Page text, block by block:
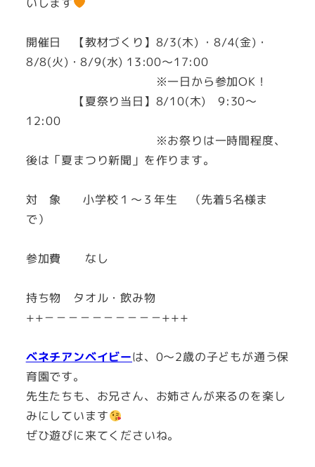
開催日 【教材づくり】8/3(木) ・8/4(金)・
8/8(火)・8/9(水) 13:00～17:00
※一日から参加OK！
【夏祭り当日】8/10(木) 9:30～
12:00
※お祭りは一時間程度、
後は「夏まつり新聞」を作ります。
対 象 小学校１～３年生 （先着5名様ま
で）
参加費 なし
持ち物 タオル・飲み物
++－－－－－－－－－－+++
ベネチアンベイビーは、0～2歳の子どもが通う保
育園です。
先生たちも、お兄さん、お姉さんが来るのを楽し
みにしています
ぜひ遊びに来てくださいね。